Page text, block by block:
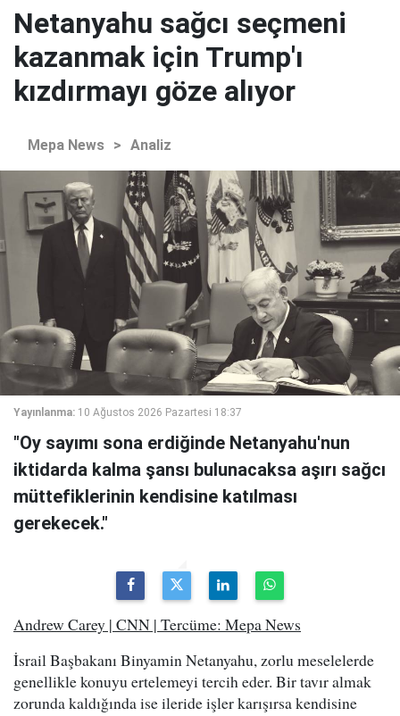
Netanyahu sağcı seçmeni
kazanmak için Trump'ı
kızdırmayı göze alıyor
Mepa News > Analiz
Yayınlanma: 10 Ağustos 2026 Pazartesi 18:37
"Oy sayımı sona erdiğinde Netanyahu'nun
iktidarda kalma şansı bulunacaksa aşırı sağcı
müttefiklerinin kendisine katılması
gerekecek."
Andrew Carey | CNN | Tercüme: Mepa News
İsrail Başbakanı Binyamin Netanyahu, zorlu meselelerde
genellikle konuyu ertelemeyi tercih eder. Bir tavır almak
zorunda kaldığında ise ileride işler karışırsa kendisine